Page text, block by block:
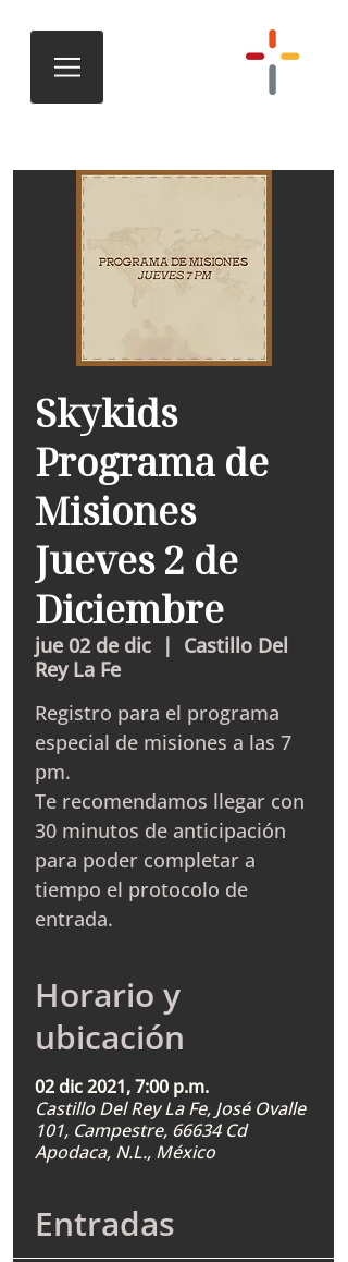
Skykids
Programa de
Misiones
Jueves 2 de
Diciembre
jue 02 de dic
  |
Castillo Del
Rey La Fe
Registro para el programa
especial de misiones a las 7
pm.
Te recomendamos llegar con
30 minutos de anticipación
para poder completar a
tiempo el protocolo de
entrada.
Horario y
ubicación
02 dic 2021, 7:00 p.m.
Castillo Del Rey La Fe, José Ovalle
101, Campestre, 66634 Cd
Apodaca, N.L., México
Entradas